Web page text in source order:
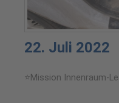
22. Juli 2022
⭐Mission Innenraum-